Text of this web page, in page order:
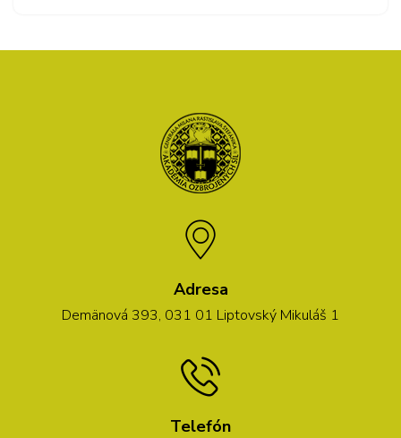
Adresa
Demänová 393, 031 01 Liptovský Mikuláš 1
Telefón